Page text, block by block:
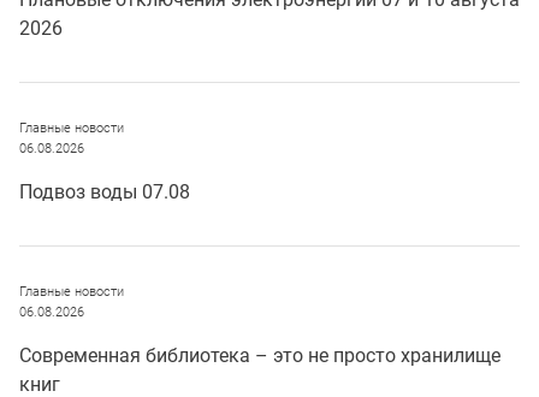
2026
Главные новости
06.08.2026
Подвоз воды 07.08
Главные новости
06.08.2026
Современная библиотека – это не просто хранилище
книг